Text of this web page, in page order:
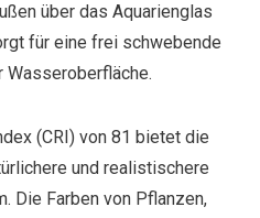
über das Aquarienglas
für eine frei schwebende
Wasseroberfläche.
(CRI) von 81 bietet die
und realistischere
Die Farben von Pflanzen,